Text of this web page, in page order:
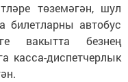
төземәгән, шул
билетларны автобус
вакытта безнең
касса-диспетчерлык